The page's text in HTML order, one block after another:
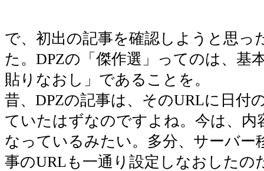
で、初出の記事を確認しようと思っ
た。DPZの「傑作選」ってのは、基
貼りなおし」であることを。
昔、DPZの記事は、そのURLに日付
ていたはずなのですよね。今は、内
なっているみたい。多分、サーバー
事のURLも一通り設定しなおしたの